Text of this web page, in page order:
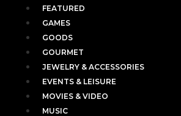
FEATURED
GAMES
GOODS
GOURMET
JEWELRY & ACCESSORIES
EVENTS & LEISURE
MOVIES & VIDEO
MUSIC